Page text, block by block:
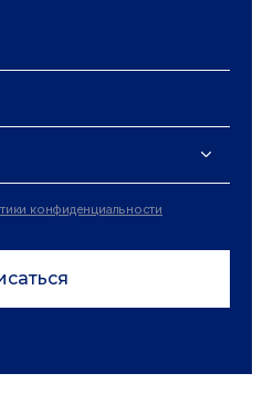
конфиденциальности